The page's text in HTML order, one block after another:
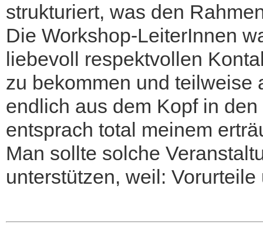
strukturiert, was den
Die Workshop-LeiterInnen
liebevoll respektvollen
zu bekommen und teilweise
endlich aus dem Kopf in
entsprach total meinem
Man sollte solche
unterstützen, weil: